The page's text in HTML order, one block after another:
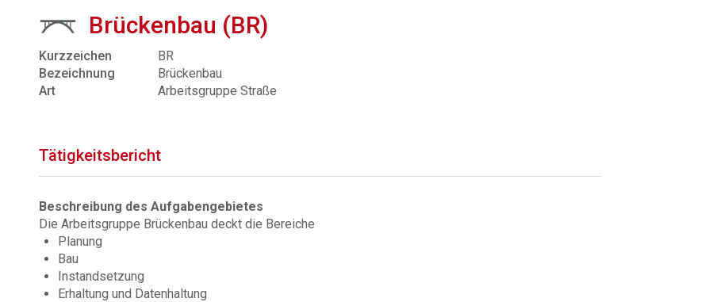
Brückenbau (BR)
Kurzzeichen
BR
Bezeichnung
Brückenbau
Art
Arbeitsgruppe Straße
Tätigkeitsbericht
Beschreibung des Aufgabengebietes
Die Arbeitsgruppe Brückenbau deckt die Bereiche
Planung
Bau
Instandsetzung
Erhaltung und Datenhaltung